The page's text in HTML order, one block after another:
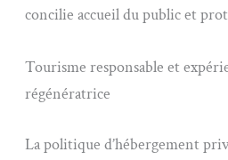
concilie accueil du public et
Tourisme responsable et
régénératrice
La politique d’hébergement